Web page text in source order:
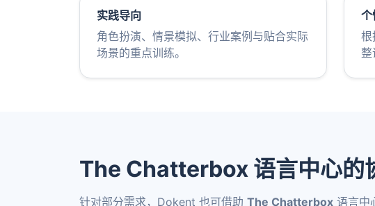
实践导向
角色扮演、情景模拟、行业案例与贴合实际
场景的重点训练。
个
根
整
The Chatterbox 语言中心的
针对部分需求，Dokent 也可借助 The Chatterbox 语言中